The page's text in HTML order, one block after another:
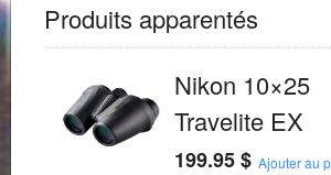
Produits apparentés
Nikon 10×25
Travelite EX
199.95$ Ajouter au